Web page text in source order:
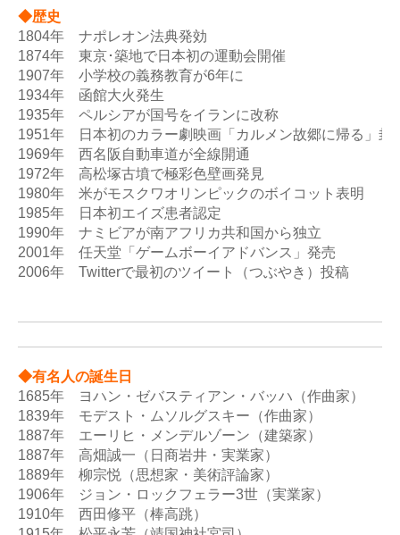
◆歴史
1804年　ナポレオン法典発効
1874年　東京･築地で日本初の運動会開催
1907年　小学校の義務教育が6年に
1934年　函館大火発生
1935年　ペルシアが国号をイランに改称
1951年　日本初のカラー劇映画「カルメン故郷に帰る」封
1969年　西名阪自動車道が全線開通
1972年　高松塚古墳で極彩色壁画発見
1980年　米がモスクワオリンピックのボイコット表明
1985年　日本初エイズ患者認定
1990年　ナミビアが南アフリカ共和国から独立
2001年　任天堂「ゲームボーイアドバンス」発売
2006年　Twitterで最初のツイート（つぶやき）投稿
◆有名人の誕生日
1685年　ヨハン・ゼバスティアン・バッハ（作曲家）
1839年　モデスト・ムソルグスキー（作曲家）
1887年　エーリヒ・メンデルゾーン（建築家）
1887年　高畑誠一（日商岩井・実業家）
1889年　柳宗悦（思想家・美術評論家）
1906年　ジョン・ロックフェラー3世（実業家）
1910年　西田修平（棒高跳）